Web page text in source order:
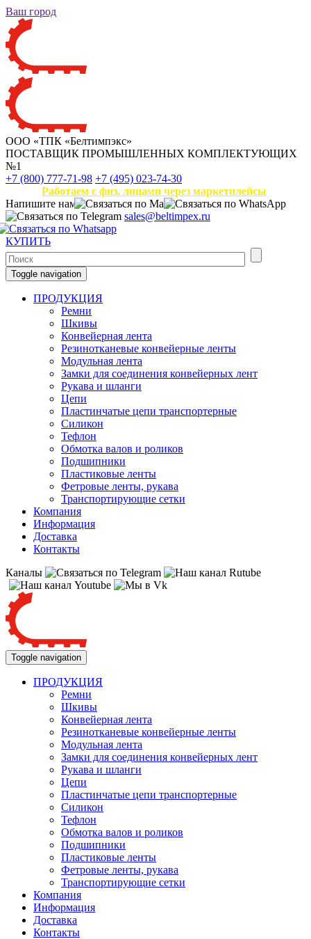
Ваш город
ООО «ТПК «Белтимпэкс»
ПОСТАВЩИК ПРОМЫШЛЕННЫХ КОМПЛЕКТУЮЩИХ
№1
+7 (800) 777-71-98 +7 (495) 023-74-30
Работаем с физ. лицами через маркетплейсы
Напишите нам
sales@beltimpex.ru
КУПИТЬ
Toggle navigation
ПРОДУКЦИЯ
Ремни
Шкивы
Конвейерная лента
Резинотканевые конвейерные ленты
Модульная лента
Замки для соединения конвейерных лент
Рукава и шланги
Цепи
Пластинчатые цепи транспортерные
Силикон
Тефлон
Обмотка валов и роликов
Подшипники
Пластиковые ленты
Фетровые ленты, рукава
Транспортирующие сетки
Компания
Информация
Доставка
Контакты
Каналы
Toggle navigation
ПРОДУКЦИЯ
Ремни
Шкивы
Конвейерная лента
Резинотканевые конвейерные ленты
Модульная лента
Замки для соединения конвейерных лент
Рукава и шланги
Цепи
Пластинчатые цепи транспортерные
Силикон
Тефлон
Обмотка валов и роликов
Подшипники
Пластиковые ленты
Фетровые ленты, рукава
Транспортирующие сетки
Компания
Информация
Доставка
Контакты